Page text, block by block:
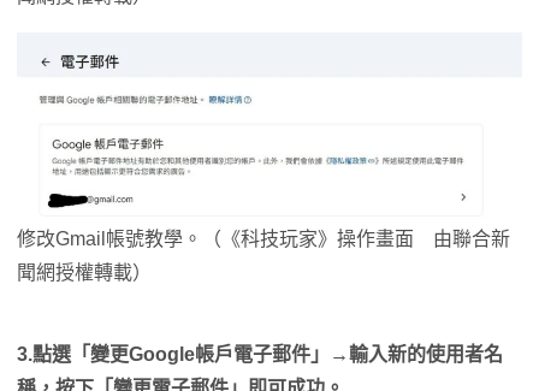
修改Gmail帳號教學。（《科技玩家》操作畫面 由聯合新
聞網授權轉載）
3.點選「變更Google帳戶電子郵件」→輸入新的使用者名